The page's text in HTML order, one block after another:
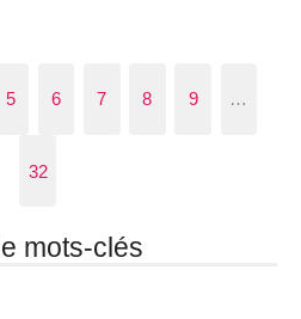
5 6 7 8 9 …
32
mots-clés